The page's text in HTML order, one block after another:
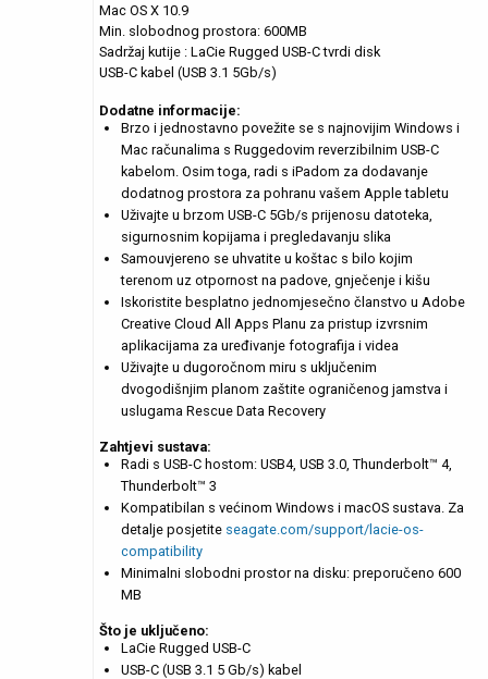
Mac OS X 10.9
Min. slobodnog prostora: 600MB
Sadržaj kutije : LaCie Rugged USB-C tvrdi disk
USB-C kabel (USB 3.1 5Gb/s)
Dodatne informacije:
Brzo i jednostavno povežite se s najnovijim Windows i
Mac računalima s Ruggedovim reverzibilnim USB-C
kabelom. Osim toga, radi s iPadom za dodavanje
dodatnog prostora za pohranu vašem Apple tabletu
Uživajte u brzom USB-C 5Gb/s prijenosu datoteka,
sigurnosnim kopijama i pregledavanju slika
Samouvjereno se uhvatite u koštac s bilo kojim
terenom uz otpornost na padove, gnječenje i kišu
Iskoristite besplatno jednomjesečno članstvo u Adobe
Creative Cloud All Apps Planu za pristup izvrsnim
aplikacijama za uređivanje fotografija i videa
Uživajte u dugoročnom miru s uključenim
dvogodišnjim planom zaštite ograničenog jamstva i
uslugama Rescue Data Recovery
Zahtjevi sustava:
Radi s USB-C hostom: USB4, USB 3.0, Thunderbolt™ 4,
Thunderbolt™ 3
Kompatibilan s većinom Windows i macOS sustava. Za
detalje posjetite seagate.com/support/lacie-os-
compatibility
Minimalni slobodni prostor na disku: preporučeno 600
MB
Što je uključeno:
LaCie Rugged USB-C
USB-C (USB 3.1 5 Gb/s) kabel